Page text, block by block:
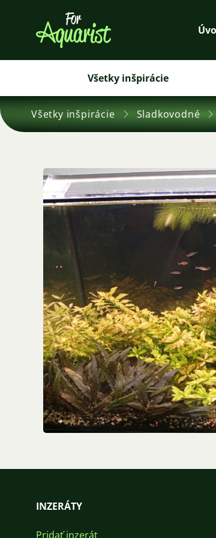
Všetky inšpirácie
Všetky inšpirácie Sladkovodné
INZERÁTY
Pridať inzerát